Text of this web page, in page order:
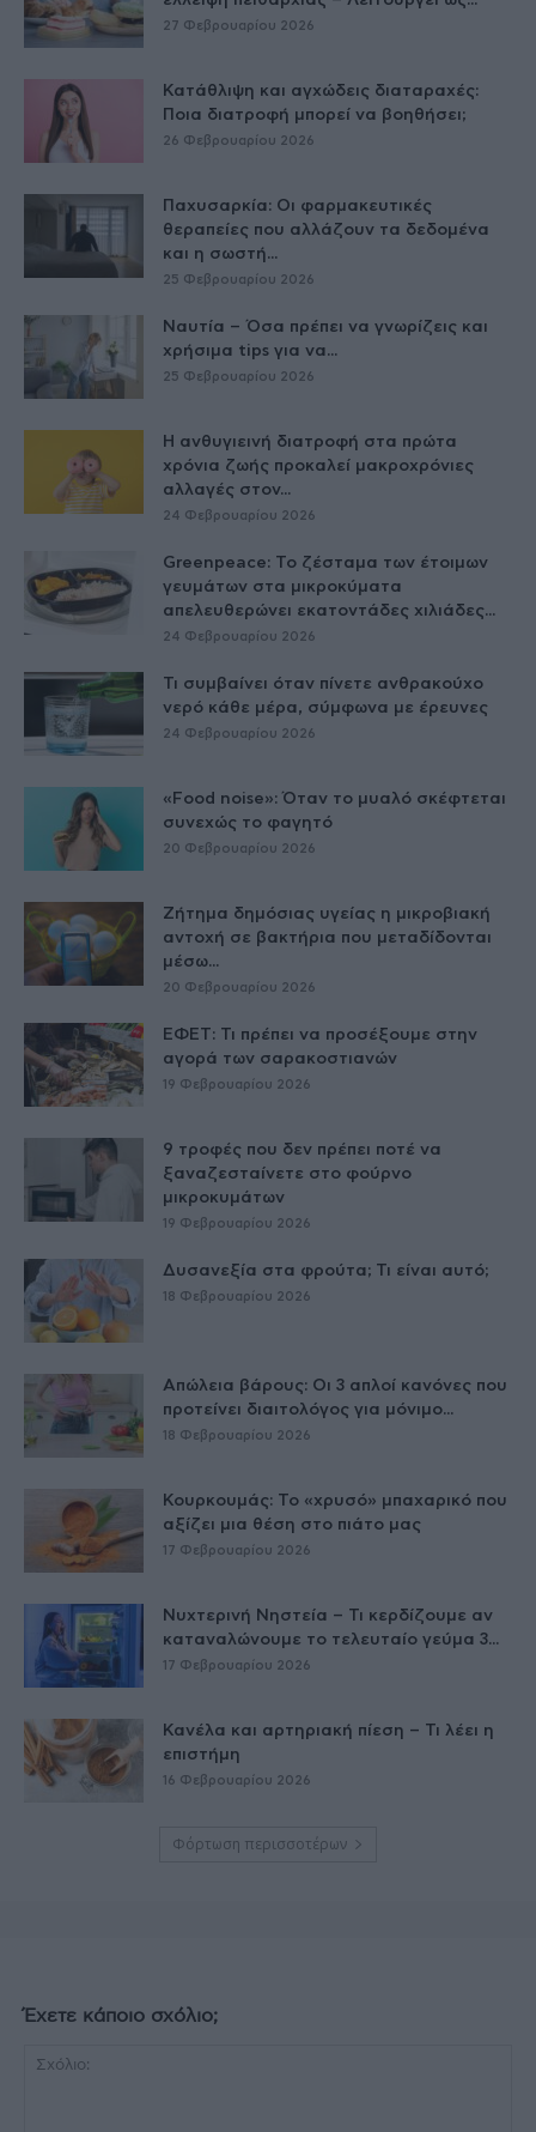
27 Φεβρουαρίου 2026
Κατάθλιψη και αγχώδεις διαταραχές:
Ποια διατροφή μπορεί να βοηθήσει;
26 Φεβρουαρίου 2026
Παχυσαρκία: Οι φαρμακευτικές
θεραπείες που αλλάζουν τα δεδομένα
και η σωστή...
25 Φεβρουαρίου 2026
Ναυτία – Όσα πρέπει να γνωρίζεις και
χρήσιμα tips για να...
25 Φεβρουαρίου 2026
Η ανθυγιεινή διατροφή στα πρώτα
χρόνια ζωής προκαλεί μακροχρόνιες
αλλαγές στον...
24 Φεβρουαρίου 2026
Greenpeace: Το ζέσταμα των έτοιμων
γευμάτων στα μικροκύματα
απελευθερώνει εκατοντάδες χιλιάδες...
24 Φεβρουαρίου 2026
Τι συμβαίνει όταν πίνετε ανθρακούχο
νερό κάθε μέρα, σύμφωνα με έρευνες
24 Φεβρουαρίου 2026
«Food noise»: Όταν το μυαλό σκέφτεται
συνεχώς το φαγητό
20 Φεβρουαρίου 2026
Ζήτημα δημόσιας υγείας η μικροβιακή
αντοχή σε βακτήρια που μεταδίδονται
μέσω...
20 Φεβρουαρίου 2026
ΕΦΕΤ: Τι πρέπει να προσέξουμε στην
αγορά των σαρακοστιανών
19 Φεβρουαρίου 2026
9 τροφές που δεν πρέπει ποτέ να
ξαναζεσταίνετε στο φούρνο
μικροκυμάτων
19 Φεβρουαρίου 2026
Δυσανεξία στα φρούτα; Τι είναι αυτό;
18 Φεβρουαρίου 2026
Απώλεια βάρους: Οι 3 απλοί κανόνες που
προτείνει διαιτολόγος για μόνιμο...
18 Φεβρουαρίου 2026
Κουρκουμάς: Το «χρυσό» μπαχαρικό που
αξίζει μια θέση στο πιάτο μας
17 Φεβρουαρίου 2026
Νυχτερινή Νηστεία – Τι κερδίζουμε αν
καταναλώνουμε το τελευταίο γεύμα 3...
17 Φεβρουαρίου 2026
Κανέλα και αρτηριακή πίεση – Τι λέει η
επιστήμη
16 Φεβρουαρίου 2026
Φόρτωση περισσοτέρων
Έχετε κάποιο σχόλιο;